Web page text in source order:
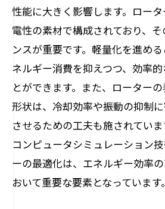
性能に大きく影響します。ロー
電性の素材で構成されており、
ンスが重要です。軽量化を進め
ネルギー消費を抑えつつ、効率
とができます。また、ローター
形状は、冷却効率や振動の抑制
させるための工夫も施されてい
コンピュータシミュレーション
ーの最適化は、エネルギー効率
おいて重要な要素となっています。